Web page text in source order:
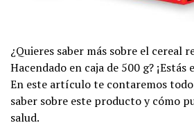
¿Quieres saber más sobre el cereal
Hacendado en caja de 500 g?
En este artículo te contaremos
saber sobre este producto y cómo
salud.